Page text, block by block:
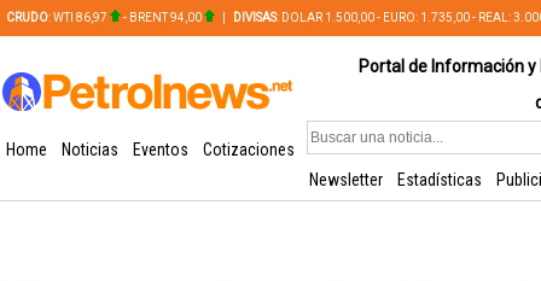
CRUDO: WTI 86,97 - BRENT 94,00 DIVISAS: DOLAR 1.500,00 - EURO: 1.735,00 - REAL:
Portal de Información
Home Noticias Eventos
Cotizaciones
Newsletter
Estadísticas